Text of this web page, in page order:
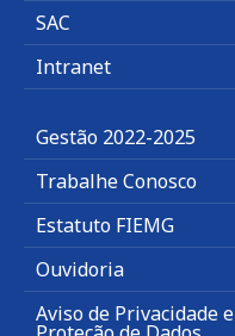
SAC
Intranet
Gestão 2022-2025
Trabalhe Conosco
Estatuto FIEMG
Ouvidoria
Aviso de Privacidade e